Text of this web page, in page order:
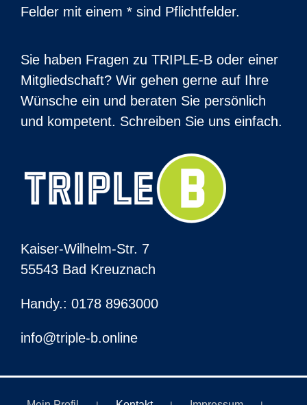
Feld
Felder mit einem * sind Pflichtfelder.
Sie haben Fragen zu TRIPLE-B oder einer
Mitgliedschaft? Wir gehen gerne auf Ihre
Wünsche ein und beraten Sie persönlich
und kompetent. Schreiben Sie uns einfach.
Kaiser-Wilhelm-Str. 7
55543 Bad Kreuznach
Handy.: 0178 8963000
info@triple-b.online